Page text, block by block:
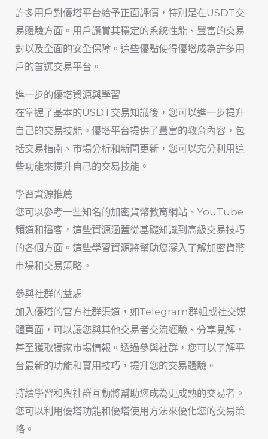
許多用戶對優塔平台給予正面評價，特別是在USDT交
易體驗方面。用戶讚賞其穩定的系統性能、豐富的交易
對以及全面的安全保障。這些優點使得優塔成為許多用
戶的首選交易平台。
進一步的優塔資源與學習
在掌握了基本的USDT交易知識後，您可以進一步提升
自己的交易技能。優塔平台提供了豐富的教育內容，包
括交易指南、市場分析和新聞更新，您可以充分利用這
些功能來提升自己的交易技能。
學習資源推薦
您可以參考一些知名的加密貨幣教育網站、YouTube
頻道和播客，這些資源涵蓋從基礎知識到高級交易技巧
的各個方面。這些學習資源將幫助您深入了解加密貨幣
市場和交易策略。
參與社群的益處
加入優塔的官方社群渠道，如Telegram群組或社交媒
體頁面，可以讓您與其他交易者交流經驗、分享見解，
甚至獲取獨家市場情報。透過參與社群，您可以了解平
台最新的功能和實用技巧，提升您的交易體驗。
持續學習和與社群互動將幫助您成為更成熟的交易者。
您可以利用優塔功能和優塔使用方法來優化您的交易策
略。